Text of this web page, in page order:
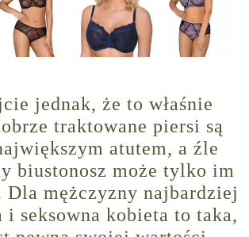
jednak, że to właśnie
traktowane piersi są
atutem, a źle
biustonosz może tylko im
Dla mężczyzny najbardziej
i seksowna kobieta to taka,